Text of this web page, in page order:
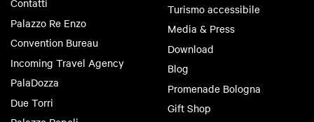
Contatti
Palazzo Re Enzo
Convention Bureau
Incoming Travel Agency
PalaDozza
Due Torri
Turismo accessibile
Media & Press
Download
Blog
Promenade Bologna
Gift Shop